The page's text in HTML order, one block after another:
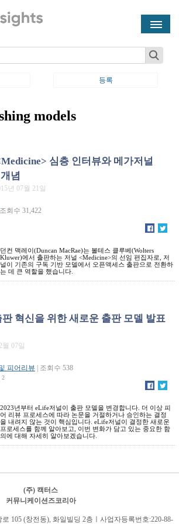
등록
models
심층 인터뷰와 메가저널
념
년 07월 21일
조회수 31,422
던컨 맥레이(Duncan MacRae)는 볼테스 클루베(Wolters
Kluwer)에서 출판하는 저널 <Medicine>의 선임 편집자로, 저
널이 기존의 구독 기반 모델에서 오픈액세스 출판으로 전환하
는 데 큰 역할을 했습니다.
혁신을 위한 새로운 출판 모델 발표
월 07일
피어리뷰 | 조회수 538
2
2023년부터 eLife저널이 출판 모델을 변경합니다. 더 이상 피
어 리뷰 프로세스에 따라 논문을 거절하거나 승인하는 결정
을 내려지 않는 것이 핵심입니다. eLife저널이 결정한 새로운
프로세스를 함께 알아보고, 이번 변화가 담고 있는 중요한 함
의에 대해 자세히 알아보겠습니다.
(주) 캑터스
커뮤니케이션즈코리아
105 (창전동), 화일빌딩 2층 ㅣ사업자등록번호:220-88-